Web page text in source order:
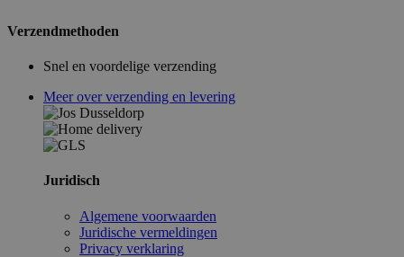
Verzendmethoden
Snel en voordelige verzending
Meer over verzending en levering
Juridisch
Algemene voorwaarden
Juridische vermeldingen
Privacy verklaring